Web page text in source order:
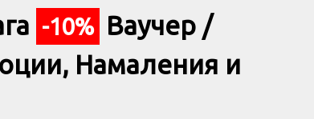
-10% Ваучер /
Намаления и